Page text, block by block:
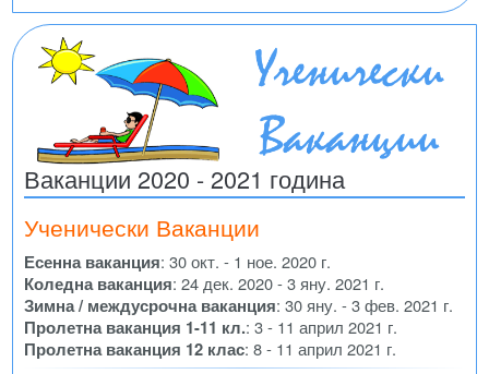
Ваканции 2020 - 2021 година
Ученически Ваканции
Есенна ваканция: 30 окт. - 1 ное. 2020 г.
Коледна ваканция: 24 дек. 2020 - 3 яну. 2021 г.
Зимна / междусрочна ваканция: 30 яну. - 3 фев. 2021 г.
Пролетна ваканция 1-11 кл.: 3 - 11 април 2021 г.
Пролетна ваканция 12 клас: 8 - 11 април 2021 г.